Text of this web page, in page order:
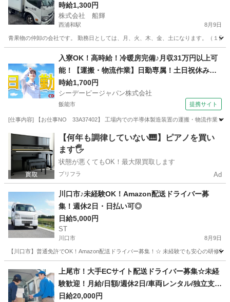
時給1,300円
株式会社 船輝
西浦和駅 8月9日
青果物の仲卸の会社です。 勤務日としては、月、火、木、金、土になります。（１
さいたま市 西浦和駅 ドライバー 社会福祉法人
入寮OK！高時給！冷暖房完備♪月収31万円以上可
能！【運搬・物流作業】日勤専属！土日祝休み！
自動車通勤OK！無料送迎バスあり！
時給1,700円
シーデーピージャパン株式会社
飯能市 提携サイト
[仕事内容] 【お仕事NO 33A37402】 工場内での半導体製造装置の運搬・物流作業 ■
埼玉 飯能市 その他
【何年も調律していない🎹】ピアノを買い
ます🖐️
状態が悪くてもOK！最大限買取します
プリフラ Ad
川口市♪未経験OK！Amazon配送ドライバー募
集！週休2日・日払い可◎
日給5,000円
ST
川口市 8月9日
【川口市】普通免許でOK！Amazon配送ドライバー募集！☆ 未経験でも安心の研修
ドライバー Amazon
上尾市！大手ECサイト配送ドライバー募集☆未経
験歓迎！月給/日額/週休2日/車両レンタル/独立支援
あ
日給20,000円